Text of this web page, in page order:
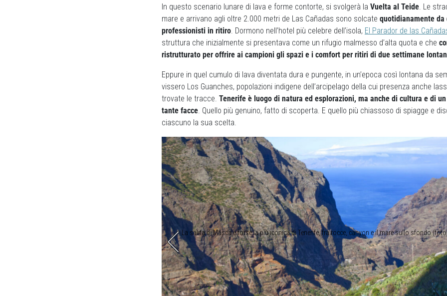
In questo scenario lunare di lava e forme contorte, si svolgerà la Vuelta al Teide . Le
mare e arrivano agli oltre 2.000 metri de Las Cañadas sono solcate quotidianamente
professionisti in ritiro . Dormono nell’hotel più celebre dell’isola, El Parador de las
struttura che inizialmente si presentava come un rifugio malmesso d’alta quota e che
ristrutturato per offrire ai campioni gli spazi e i comfort per ritiri di due settimane
Eppure in quel cumulo di lava diventata dura e pungente, in un’epoca così lontana da
vissero Los Guanches, popolazioni indigene dell’arcipelago della cui presenza anche
trovate le tracce. Tenerife è luogo di natura ed esplorazioni, ma anche di cultura e di
tante facce . Quello più genuino, fatto di scoperta. E quello più chiassoso di spiagge e
ciascuno la sua scelta.
La salita di Masca è forse la più iconica di Tenerife, fra rocce, canyon e il mare sullo sfondo (foto